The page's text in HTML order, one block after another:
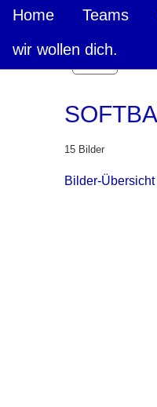
Home Teams
wir wollen dich.
15 Bilder
Bilder-